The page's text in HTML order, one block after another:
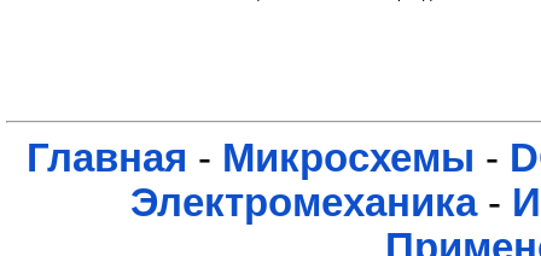
Главная - Микросхемы -
Электромеханика-